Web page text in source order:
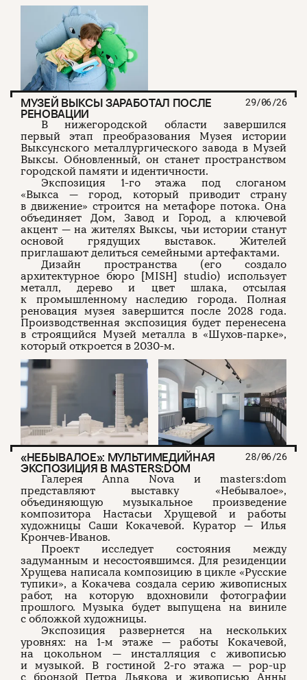
МУЗЕЙ ВЫКСЫ ЗАРАБОТАЛ ПОСЛЕ
РЕНОВАЦИИ
29/06/26
В нижегородской области завершился
первый этап преобразования Музея истории
Выксунского металлургического завода в Музей
Выксы. Обновленный, он станет пространством
городской памяти и идентичности.
Экспозиция 1-го этажа под слоганом
«Выкса — город, который приводит страну
в движение» строится на метафоре потока. Она
объединяет Дом, Завод и Город, а ключевой
акцент — на жителях Выксы, чьи истории станут
основой грядущих выставок. Жителей
приглашают делиться семейными артефактами.
Дизайн пространства (его создало
архитектурное бюро [MISH] studio) использует
металл, дерево и цвет шлака, отсылая
к промышленному наследию города. Полная
реновация музея завершится после 2028 года.
Производственная экспозиция будет перенесена
в строящийся Музей металла в «Шухов-парке»,
который откроется в 2030-м.
«НЕБЫВАЛОЕ»: МУЛЬТИМЕДИЙНАЯ
ЭКСПОЗИЦИЯ В MASTERS:DOM
28/06/26
Галерея Anna Nova и masters:dom
представляют выставку «Небывалое»,
объединяющую музыкальное произведение
композитора Настасьи Хрущевой и работы
художницы Саши Кокачевой. Куратор — Илья
Крончев-Иванов.
Проект исследует состояния между
задуманным и несостоявшимся. Для резиденции
Хрущева написала композицию в цикле «Русские
тупики», а Кокачева создала серию живописных
работ, на которую вдохновили фотографии
прошлого. Музыка будет выпущена на виниле
с обложкой художницы.
Экспозиция развернется на нескольких
уровнях: на 1-м этаже — работы Кокачевой,
на цокольном — инсталляция с живописью
и музыкой. В гостиной 2-го этажа — pop-up
с бронзой Петра Дьякова и живописью Анны